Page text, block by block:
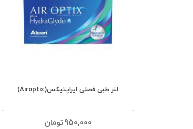
لنز طبی فصلی ایراپتیکس(Airoptix)
950,000تومان